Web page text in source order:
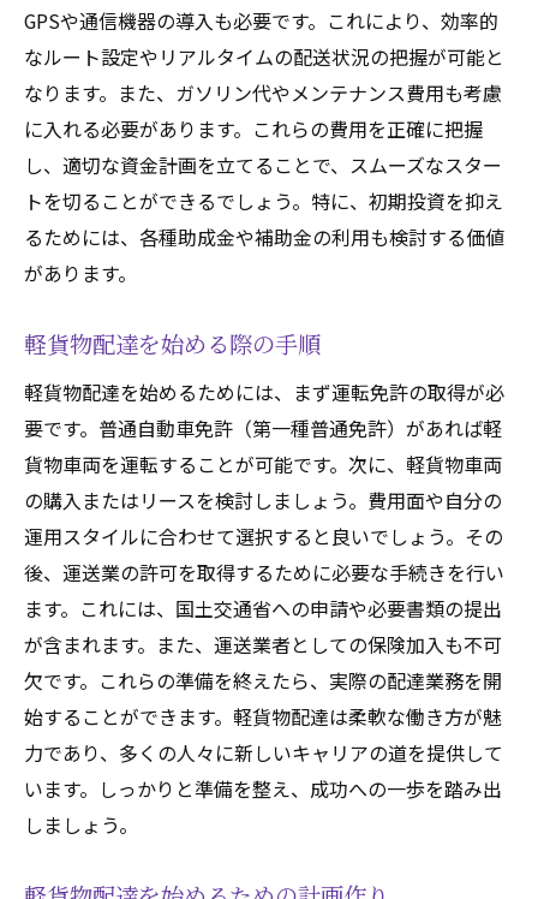
GPSや通信機器の導入も必要です。これにより、効率的
なルート設定やリアルタイムの配送状況の把握が可能と
なります。また、ガソリン代やメンテナンス費用も考慮
に入れる必要があります。これらの費用を正確に把握
し、適切な資金計画を立てることで、スムーズなスター
トを切ることができるでしょう。特に、初期投資を抑え
るためには、各種助成金や補助金の利用も検討する価値
があります。
軽貨物配達を始める際の手順
軽貨物配達を始めるためには、まず運転免許の取得が必
要です。普通自動車免許（第一種普通免許）があれば軽
貨物車両を運転することが可能です。次に、軽貨物車両
の購入またはリースを検討しましょう。費用面や自分の
運用スタイルに合わせて選択すると良いでしょう。その
後、運送業の許可を取得するために必要な手続きを行い
ます。これには、国土交通省への申請や必要書類の提出
が含まれます。また、運送業者としての保険加入も不可
欠です。これらの準備を終えたら、実際の配達業務を開
始することができます。軽貨物配達は柔軟な働き方が魅
力であり、多くの人々に新しいキャリアの道を提供して
います。しっかりと準備を整え、成功への一歩を踏み出
しましょう。